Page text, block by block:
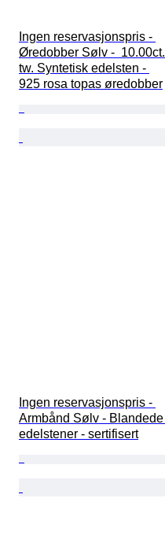
Ingen reservasjonspris -
Øredobber Sølv -  10.00ct.
tw. Syntetisk edelsten -
925 rosa topas øredobber
Ingen reservasjonspris -
Armbånd Sølv - Blandede
edelstener - sertifisert